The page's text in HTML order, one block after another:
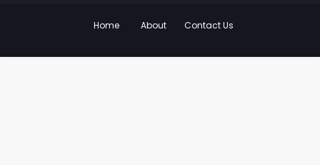
Home About Contact Us